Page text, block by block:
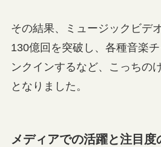
その結果、ミュージックビデ
130億回を突破し、各種音楽
ンクインするなど、こっちの
となりました。
メディアでの活躍と注目度